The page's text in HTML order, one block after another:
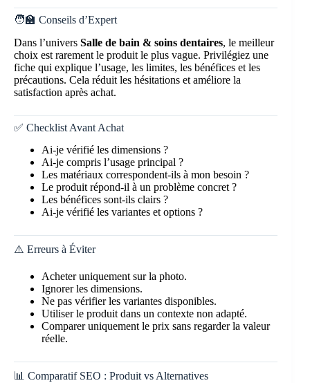
🧑‍🏫 Conseils d’Expert
Dans l’univers Salle de bain & soins dentaires, le meilleur
choix est rarement le produit le plus vague. Privilégiez une
fiche qui explique l’usage, les limites, les bénéfices et les
précautions. Cela réduit les hésitations et améliore la
satisfaction après achat.
✅ Checklist Avant Achat
Ai-je vérifié les dimensions ?
Ai-je compris l’usage principal ?
Les matériaux correspondent-ils à mon besoin ?
Le produit répond-il à un problème concret ?
Les bénéfices sont-ils clairs ?
Ai-je vérifié les variantes et options ?
⚠️ Erreurs à Éviter
Acheter uniquement sur la photo.
Ignorer les dimensions.
Ne pas vérifier les variantes disponibles.
Utiliser le produit dans un contexte non adapté.
Comparer uniquement le prix sans regarder la valeur
réelle.
📊 Comparatif SEO : Produit vs Alternatives